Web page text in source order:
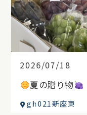
2026/07/18
夏の贈り物
gh021新座東